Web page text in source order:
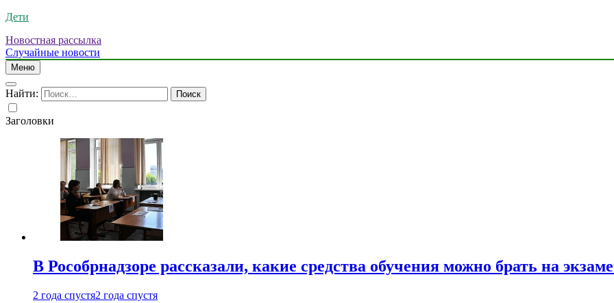
Дети
Новостная рассылка
Случайные новости
Меню
Найти:
Заголовки
В Рособрнадзоре рассказали, какие средства обучения можно брать на
2 года спустя2 года спустя